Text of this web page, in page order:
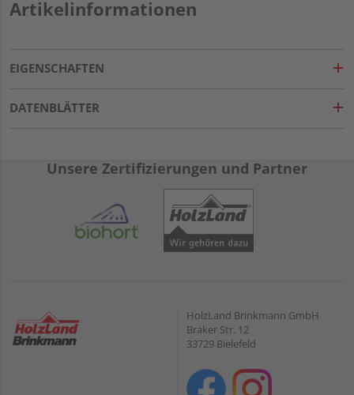
Artikelinformationen
EIGENSCHAFTEN
DATENBLÄTTER
Unsere Zertifizierungen und Partner
HolzLand Brinkmann GmbH
Braker Str. 12
33729 Bielefeld